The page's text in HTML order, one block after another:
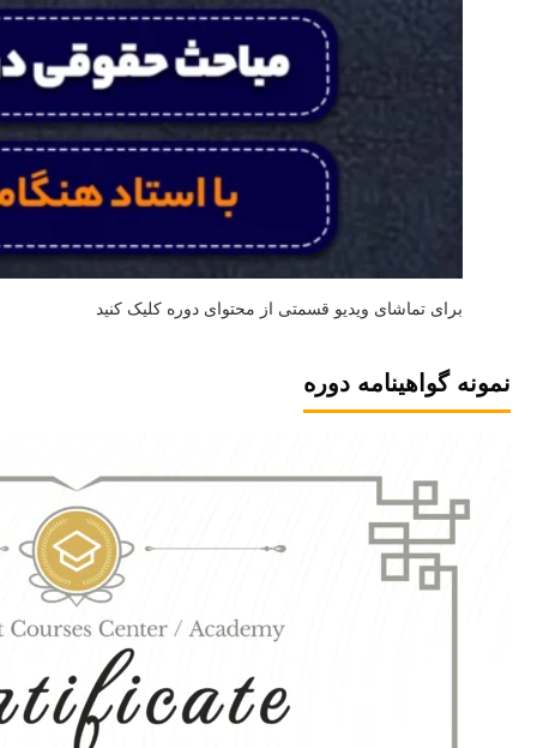
برای تماشای ویدیو قسمتی از محتوای دوره کلیک کنید
نمونه گواهینامه دوره